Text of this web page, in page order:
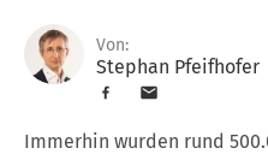
Von:
Stephan Pfeifhofer
Immerhin wurden rund